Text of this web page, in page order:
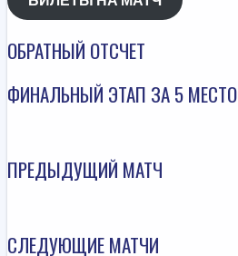
ОБРАТНЫЙ ОТСЧЕТ
ФИНАЛЬНЫЙ ЭТАП ЗА 5 МЕСТО
ПРЕДЫДУЩИЙ МАТЧ
СЛЕДУЮЩИЕ МАТЧИ